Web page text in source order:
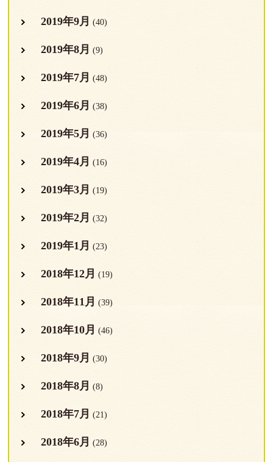
2019年9月 (40)
2019年8月 (9)
2019年7月 (48)
2019年6月 (38)
2019年5月 (36)
2019年4月 (16)
2019年3月 (19)
2019年2月 (32)
2019年1月 (23)
2018年12月 (19)
2018年11月 (39)
2018年10月 (46)
2018年9月 (30)
2018年8月 (8)
2018年7月 (21)
2018年6月 (28)